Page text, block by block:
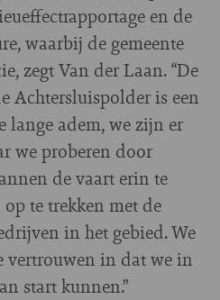
en de
waarbij de gemeente
zegt Van der Laan. “De
Achtersluispolder is een
lange adem, we zijn er
we proberen door
de vaart erin te
te trekken met de
in het gebied. We
vertrouwen in dat we in
start kunnen.”